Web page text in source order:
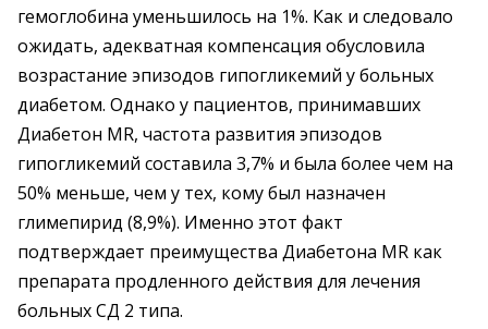
гемоглобина уменьшилось на 1%. Как и следовало
ожидать, адекватная компенсация обусловила
возрастание эпизодов гипогликемий у больных
диабетом. Однако у пациентов, принимавших
Диабетон MR, частота развития эпизодов
гипогликемий составила 3,7% и была более чем на
50% меньше, чем у тех, кому был назначен
глимепирид (8,9%). Именно этот факт
подтверждает преимущества Диабетона MR как
препарата продленного действия для лечения
больных СД 2 типа.